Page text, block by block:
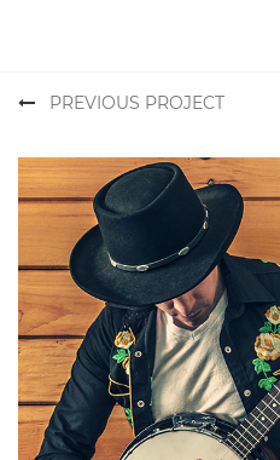
PREVIOUS PROJECT